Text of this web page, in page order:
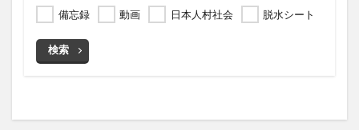
備忘録
動画 日本人村社会 脱水シート
検索